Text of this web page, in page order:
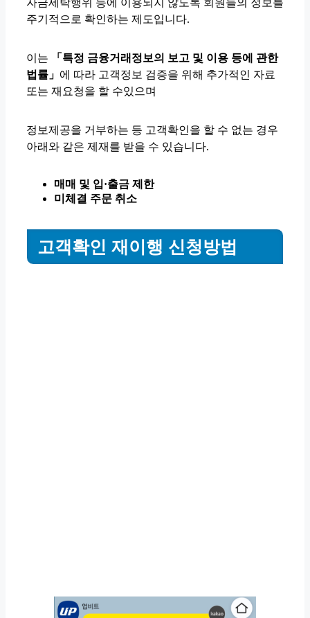
주기적으로 확인하는 제도입니다.
이는
「특정 금융거래정보의 보고 및 이용 등에 관한
법률」 에 따라 고객정보 검증을 위해 추가적인 자료
또는 재요청을 할 수있으며
정보제공을 거부하는 등 고객확인을 할 수 없는 경우
아래와 같은 제재를 받을 수 있습니다.
매매 및 입·출금 제한
미체결 주문 취소
고객확인 재이행 신청방법